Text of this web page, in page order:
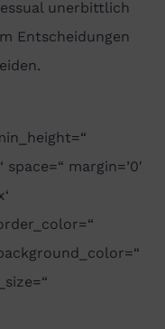
unerbittlich
Entscheidungen
margin=’0′